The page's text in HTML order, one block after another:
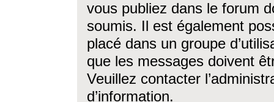
vous publiez dans le forum
soumis. Il est également
placé dans un groupe
que les messages doivent
Veuillez contacter
d’information.